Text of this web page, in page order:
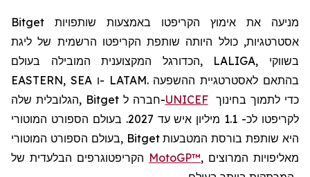
Bitget מניעה את אימוץ הקריפטו באמצעות שותפויות
אסטרטגיות, כולל היותה שותפת הקריפטו הרשמית של ליגת
הכדורגל המקצוענית המובילה בעולם, LALIGA, בשווקי
EASTERN, SEA ו- LATAM. בהתאם לאסטרטגיית ההשפעה
הגלובלית שלה, Bitget חברה ל-UNICEFכדי לתמוך בחינוך
לקריפטו לכ- 1.1 מיליון איש עד 2027. בעולם הספורט המוטורי
בעולם הספורט המוטורי, Bitget היא שותפת בורסת המטבעות
MotoGP™, מאליפויות המרוצים